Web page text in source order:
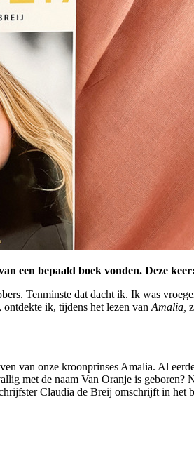
een bepaald boek vonden. Deze
Tenminste dat dacht ik. Ik was
ik, tijdens het lezen van Amalia,
van onze kroonprinses Amalia. Al
met de naam Van Oranje is
Claudia de Breij omschrijft in